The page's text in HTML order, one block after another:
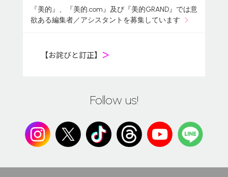
『美的』、『美的.com』及び『美的GRAND』では意
欲ある編集者／アシスタントを募集しています
【お詫びと訂正】 ＞
Follow us!